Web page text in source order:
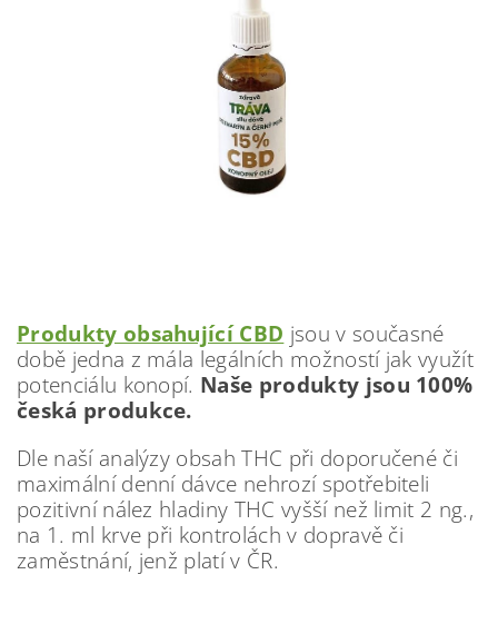
Produkty obsahující CBD jsou v současné
době jedna z mála legálních možností jak využít
potenciálu konopí. Naše produkty jsou 100%
česká produkce.
Dle naší analýzy obsah THC při doporučené či
maximální denní dávce nehrozí spotřebiteli
pozitivní nález hladiny THC vyšší než limit 2 ng.,
na 1. ml krve při kontrolách v dopravě či
zaměstnání, jenž platí v ČR.